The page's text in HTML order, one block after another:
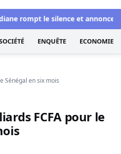
et d'investigation
rompt le silence et annonce
ENQUÊTE ECONOMIE
Sénégal en six mois
FCFA pour le